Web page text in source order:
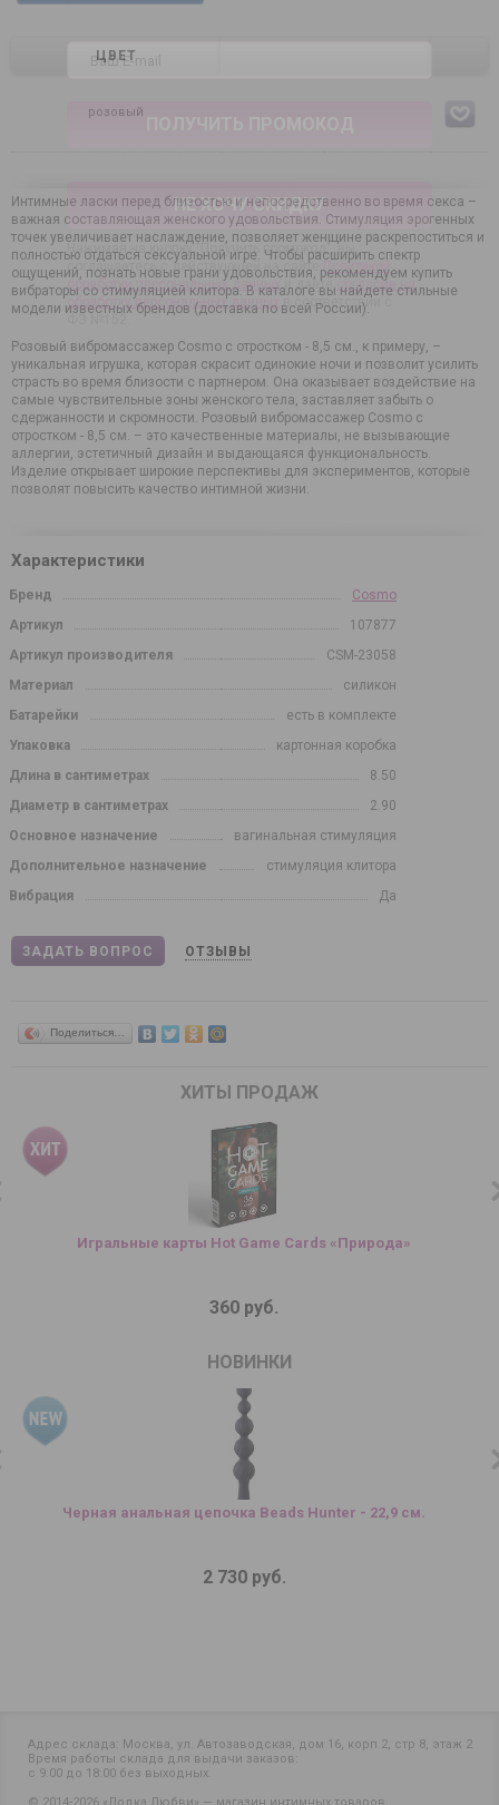
ЦВЕТ
розовый
Интимные ласки перед близостью и непосредственно во время секса –
важная составляющая женского удовольствия. Стимуляция эрогенных
точек увеличивает наслаждение, позволяет женщине раскрепоститься и
полностью отдаться сексуальной игре. Чтобы расширить спектр
ощущений, познать новые грани удовольствия, рекомендуем купить
вибраторы со стимуляцией клитора. В каталоге вы найдете стильные
модели известных брендов (доставка по всей России).
Розовый вибромассажер Cosmo с отростком - 8,5 см., к примеру, –
уникальная игрушка, которая скрасит одинокие ночи и позволит усилить
страсть во время близости с партнером. Она оказывает воздействие на
самые чувствительные зоны женского тела, заставляет забыть о
сдержанности и скромности. Розовый вибромассажер Cosmo с
отростком - 8,5 см. – это качественные материалы, не вызывающие
аллергии, эстетичный дизайн и выдающаяся функциональность.
Изделие открывает широкие перспективы для экспериментов, которые
позволят повысить качество интимной жизни.
Характеристики
Бренд
Cosmo
Артикул
107877
Артикул производителя
CSM-23058
Материал
силикон
Батарейки
есть в комплекте
Упаковка
картонная коробка
Длина в сантиметрах
8.50
Диаметр в сантиметрах
2.90
Основное назначение
вагинальная стимуляция
Дополнительное назначение
стимуляция клитора
Вибрация
Да
ЗАДАТЬ ВОПРОС ОТЗЫВЫ
Поделиться…
ХИТЫ ПРОДАЖ
Игральные карты Hot Game Cards «Природа»
360 руб.
НОВИНКИ
Черная анальная цепочка Beads Hunter - 22,9 см.
2 730 руб.
Адрес склада: Москва, ул. Автозаводская, дом 16, корп 2, стр 8, этаж 2
Время работы склада для выдачи заказов:
с 9:00 до 18:00 без выходных.
НЕ ХОЧУ СКИДКУ
Нажимая на кнопку "Получить промокод", вы
соглашаетесь с действующей на сайтеПолитикой
обработки персональных данныхи даете согласие на
обработку персональных данных в соответствии с